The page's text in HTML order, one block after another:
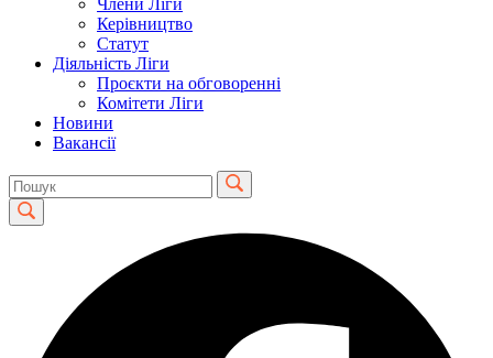
Керівництво
Статут
Діяльність Ліги
Проєкти на обговоренні
Комітети Ліги
Новини
Вакансії